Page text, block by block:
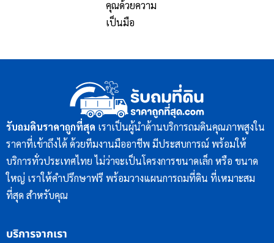
คุณด้วยความ
เป็นมือ
รับถมดินราคาถูกที่สุด เราเป็นผู้นำด้านบริการถมดินคุณภาพสูงใน
ราคาที่เข้าถึงได้ ด้วยทีมงานมืออาชีพ มีประสบการณ์ พร้อมให้
บริการทั่วประเทศไทย ไม่ว่าจะเป็นโครงการขนาดเล็ก หรือ ขนาด
ใหญ่ เราให้คำปรึกษาฟรี พร้อมวางแผนการถมที่ดิน ที่เหมาะสม
ที่สุด สำหรับคุณ
บริการจากเรา